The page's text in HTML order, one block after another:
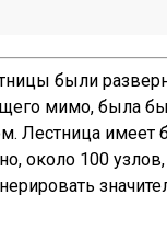
были
мимо, была
Лестница
около 100